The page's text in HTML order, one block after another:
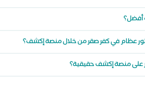
أفضل؟
عظام في كفر صقر من خلال منصة إكشف؟
على منصة إكشف حقيقية؟